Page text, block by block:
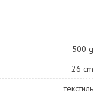
500 g
26 cm
текстиль